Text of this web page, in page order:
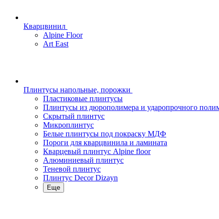
Кварцвинил
Alpine Floor
Art East
Плинтусы напольные, порожки
Пластиковые плинтусы
Плинтусы из дюрополимера и ударопрочного
Скрытый плинтус
Микроплинтус
Белые плинтусы под покраску МДФ
Пороги для кварцвинила и ламината
Кварцевый плинтус Alpine floor
Алюминиевый плинтус
Теневой плинтус
Плинтус Decor Dizayn
Еще